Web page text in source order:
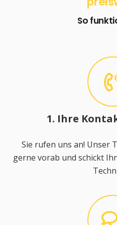
So
1. Ihre
Sie rufen uns an! Unser
gerne vorab und schickt